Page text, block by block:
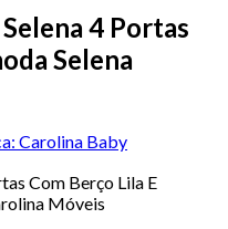
4 Portas
Selena
Carolina Baby
Com Berço Lila E
Móveis